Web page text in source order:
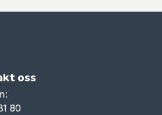
oss
:
80